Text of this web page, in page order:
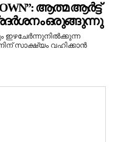
DOWN”: ആത്മ ആർട്ട്
ഒരുങ്ങുന്നു
ഇഴചേർന്നുനിൽക്കുന്ന
സാക്ഷ്യം വഹിക്കാൻ